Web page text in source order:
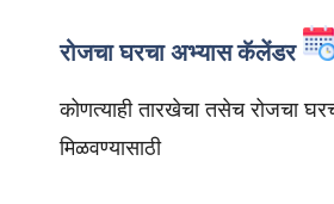
रोजचा घरचा अभ्यास कॅलेंडर
कोणत्याही तारखेचा तसेच रोजचा
मिळवण्यासाठी